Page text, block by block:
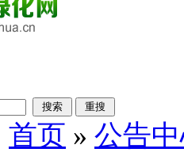
首页 » 公告